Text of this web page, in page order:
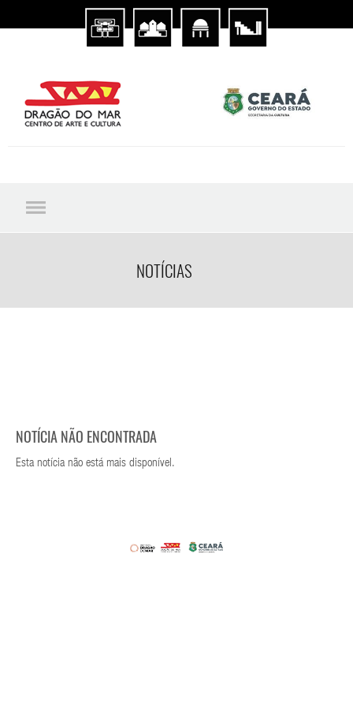
NOTÍCIAS
NOTÍCIA NÃO ENCONTRADA
Esta notícia não está mais disponível.